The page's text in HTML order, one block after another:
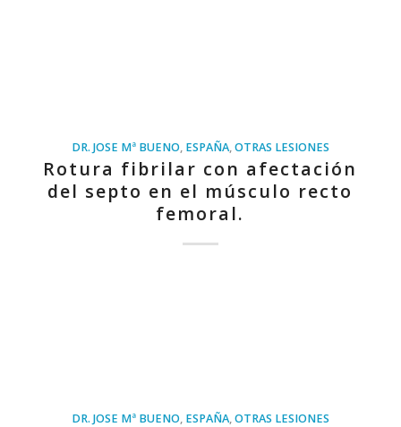
DR. JOSE Mª BUENO, ESPAÑA,OTRAS LESIONES
Rotura fibrilar con afectación
del septo en el músculo recto
femoral.
DR. JOSE Mª BUENO, ESPAÑA,OTRAS LESIONES